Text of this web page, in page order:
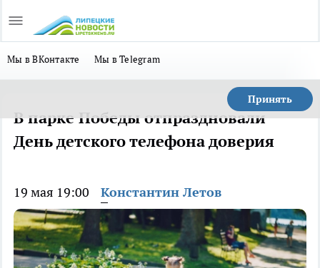
Мы в ВКонтакте Мы в Telegram
Принять
В парке Победы отпраздновали
День детского телефона доверия
19 мая 19:00 Константин Летов